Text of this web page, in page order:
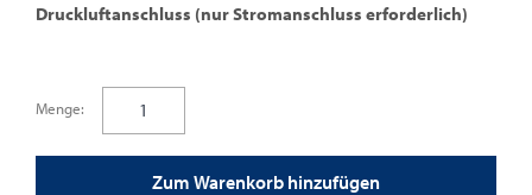
Druckluftanschluss (nur Stromanschluss erforderlich)
Menge:
Zum Warenkorb hinzufügen